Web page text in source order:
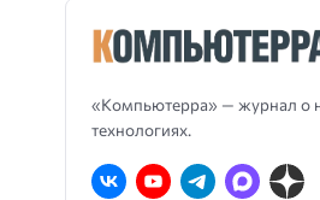
«Компьютерра» — журнал о
технологиях.